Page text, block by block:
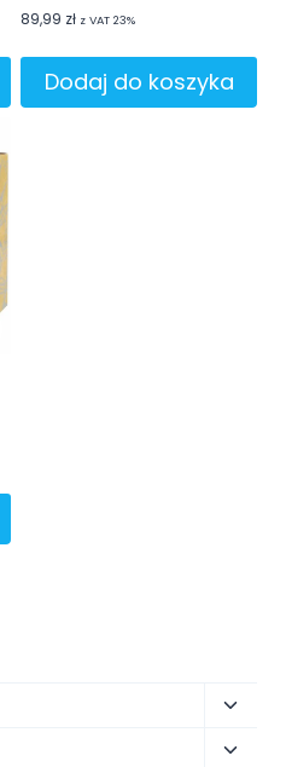
89,99 zł z VAT 23%
Dodaj do koszyka